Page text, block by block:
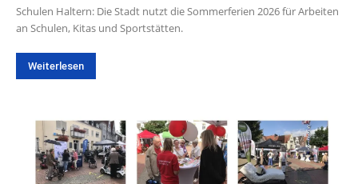
Schulen Haltern: Die Stadt nutzt die Sommerferien 2026 für Arbeiten
an Schulen, Kitas und Sportstätten.
Weiterlesen